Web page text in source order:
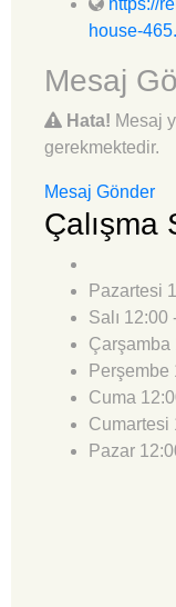
https://
house-
Mesaj
Hata! Mesaj
gerekmektedir.
Mesaj Gönder
Çalışma
Pazartesi
Salı 12:00
Çarşamba
Perşembe
Cuma
Cumartesi
Pazar